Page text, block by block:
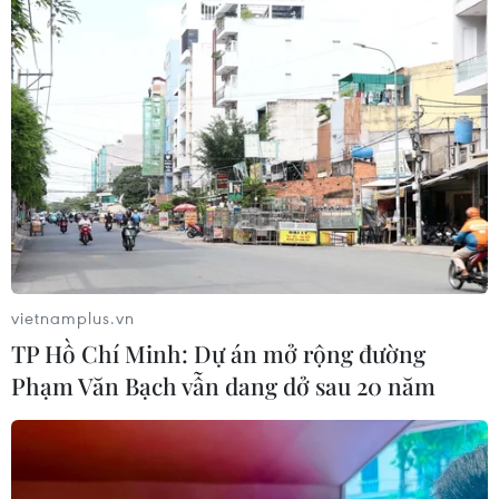
Thêm một nhóm dàn cảnh cướp giật
tại khu Tân Huê Viên sa lưới
06/08/2026 05:57
Bàn giao 24 căn nhà tái định cư cho
các hộ dân bị lũ quét ở Mường Than
06/08/2026 05:26
Quảng Trị: Mùa mưa lũ cận kề,
thường trực nỗi lo bờ sông 'nuốt' đất
vietnamplus.vn
TP Hồ Chí Minh: Dự án mở rộng đường
Phạm Văn Bạch vẫn dang dở sau 20 năm